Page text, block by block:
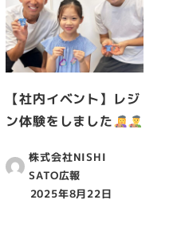
【社内イベント】レジ
ン体験をしました
株式会社NISHI
SATO広報
2025年8月22日